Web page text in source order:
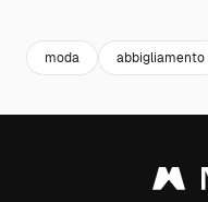
moda abbigliamento